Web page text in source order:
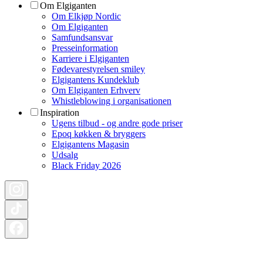
Om Elgiganten
Om Elkjøp Nordic
Om Elgiganten
Samfundsansvar
Presseinformation
Karriere i Elgiganten
Fødevarestyrelsen smiley
Elgigantens Kundeklub
Om Elgiganten Erhverv
Whistleblowing i organisationen
Inspiration
Ugens tilbud - og andre gode priser
Epoq køkken & bryggers
Elgigantens Magasin
Udsalg
Black Friday 2026